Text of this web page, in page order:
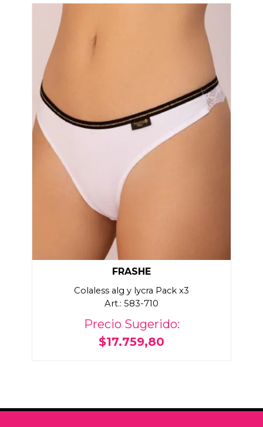
FRASHE
Colaless alg y lycra Pack x3
Art.: 583-710
Precio Sugerido:
$17.759,80